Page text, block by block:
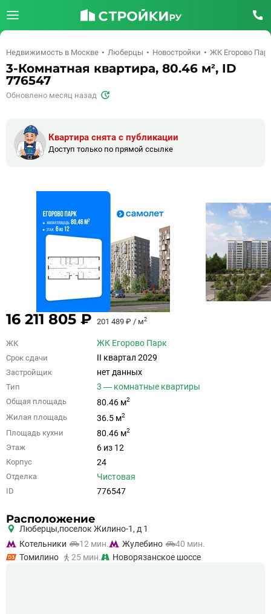
Недвижимость в Москве Люберцы Новостройки ЖК Егорово
3-Комнатная квартира, 80.46 м², ID
776547
Обновлено месяц назад
Квартира снята с публикации
Доступ только по прямой ссылке
16 211 805 ₽ 201 489 ₽ / м2
ЖК ЖК Егорово Парк
Срок сдачи II квартал 2029
Застройщик нет данных
Тип 3 — комнатные квартиры
Общая площадь 80.46 м2
Жилая площадь 36.5 м2
Площадь кухни 80.46 м2
Этаж 6 из 12
Корпус 24
Отделка Чистовая
ID 776547
Расположение
Люберцы,поселок Жилино-1, д 1
Котельники
12 мин. Жулебино
40 мин.
Томилино
25 мин. Новорязанское шоссе